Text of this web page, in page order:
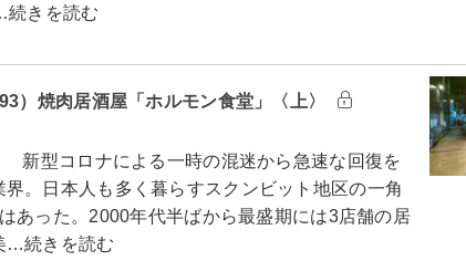
続きを読む
）焼肉居酒屋「ホルモン食堂」〈上〉
型コロナによる一時の混迷から急速な回復を
。日本人も多く暮らすスクンビット地区の一角
あった。2000年代半ばから最盛期には3店舗の居
…続きを読む